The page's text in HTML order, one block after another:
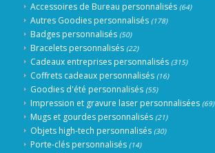
Accessoires de Bureau personnalisés (64)
Autres Goodies personnalisés (178)
Badges personnalisés (50)
Bracelets personnalisés (22)
Cadeaux entreprises personnalisés (315)
Coffrets cadeaux personnalisés (16)
Goodies d'été personnalisés (55)
Impression et gravure laser personnalisées (69)
Mugs et gourdes personnalisés (21)
Objets high-tech personnalisés (30)
Porte-clés personnalisés (14)